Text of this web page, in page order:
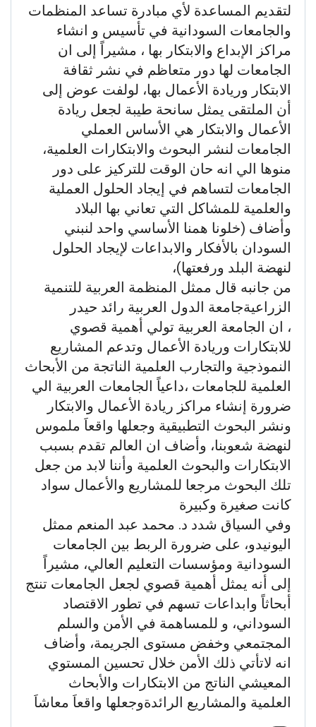
لتقديم المساعدة لأي مبادرة تساعد المنظمات
والجامعات السودانية في تأسيس و انشاء
مراكز الإبداع والابتكار بها ، مشيراً إلى ان
الجامعات لها دور متعاظم في نشر ثقافة
الابتكار وريادة الأعمال بها، لولفت عوض إلى
أن الملتقى يمثل سانحة طيبة لجعل ريادة
الأعمال والابتكار هي الأساس العملي
الجامعات لنشر البحوث والابتكارات العلمية،
منوها الي انه حان الوقت للتركيز على دور
الجامعات لتساهم في إيجاد الحلول العملية
والعلمية للمشاكل التي تعاني بها البلاد
وأضاف (خلونا همنا الأساسي واحد لنبني
السودان بالأفكار والابداعات لإيجاد الحلول
لنهضة البلد ورفعتها)،
من جانبه قال ممثل المنظمة العربية للتنمية
الزراعيةجامعة الدول العربية رائد حيدر
، ان الجامعة العربية تولي أهمية قصوي
للابتكارات وريادة الأعمال وتدعم المشاريع
النموذجية والتجارب العلمية الناتجة من الأبحاث
العلمية للجامعات ،داعياً الجامعات العربية الي
ضرورة إنشاء مراكز ريادة الأعمال والابتكار
ونشر البحوث التطبيقية وجعلها واقعاَ ملموس
لنهضة شعوبنا، وأضاف ان العالم تقدم بسبب
الابتكارات والبحوث العلمية وأننا لابد من جعل
تلك البحوث مرجعا للمشاريع والأعمال سواد
كانت صغيرة وكبيرة
وفي السياق شدد د. محمد عبد المنعم ممثل
اليونيدو، على ضرورة الربط بين الجامعات
السودانية ومؤسسات التعليم العالي، مشيراً
إلى أنه يمثل أهمية قصوي لجعل الجامعات تنتج
أبحاثاً وابداعات تسهم في تطور الاقتصاد
السوداني، و للمساهمة في الأمن والسلم
المجتمعي وخفض مستوى الجريمة، وأضاف
انه لاتأتي ذلك الأمن خلال تحسين المستوي
المعيشي الناتج من الابتكارات والأبحاث
العلمية والمشاريع الرائدةوجعلها واقعاَ معاشاَ